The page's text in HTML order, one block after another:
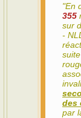
"En
355
sur
-
des
par